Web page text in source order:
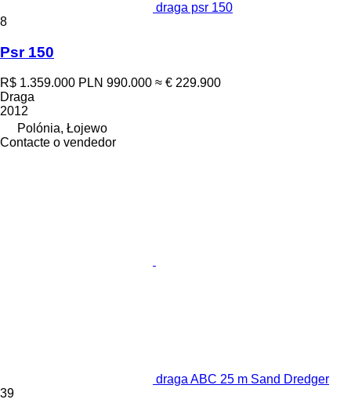
draga psr 150
8
Psr 150
R$ 1.359.000 PLN 990.000 ≈ € 229.900
Draga
2012
Polónia, Łojewo
Contacte o vendedor
draga ABC 25 m Sand Dredger
39